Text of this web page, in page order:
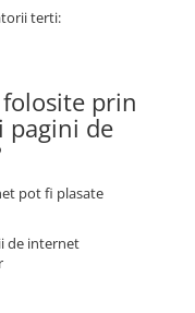
terti:
prin
pagini de
pot fi plasate
de internet